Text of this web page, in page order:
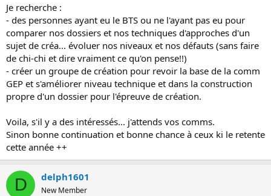
Je recherche :
- des personnes ayant eu le BTS ou ne l'ayant pas eu pour
comparer nos dossiers et nos techniques d'approches d'un
sujet de créa... évoluer nos niveaux et nos défauts (sans faire
de chi-chi et dire vraiment ce qu'on pense!!)
- créer un groupe de création pour revoir la base de la comm
GEP et s'améliorer niveau technique et dans la construction
propre d'un dossier pour l'épreuve de création.
Voila, s'il y a des intéressés... j'attends vos comms.
Sinon bonne continuation et bonne chance à ceux ki le retente
cette année ++
D delph1601
New Member